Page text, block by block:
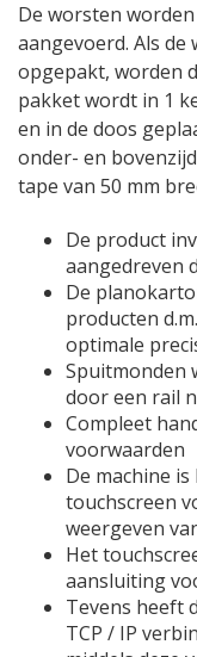
De worsten
aangevoerd. Als
opgepakt, worden
pakket wordt in 1
en in de doos
onder- en
tape van 50 mm
De product
aangedreven
De
producten
optimale
Spuitmonden
door een rail
Compleet
voorwaarden
De machine
touchscreen
weergeven
Het
aansluiting
Tevens heeft
TCP / IP